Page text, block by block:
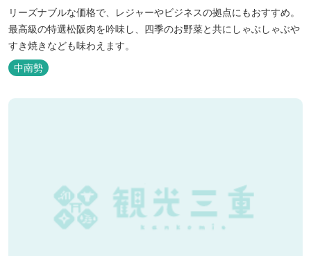
リーズナブルな価格で、レジャーやビジネスの拠点にもおすすめ。
最高級の特選松阪肉を吟味し、四季のお野菜と共にしゃぶしゃぶや
すき焼きなども味わえます。
中南勢